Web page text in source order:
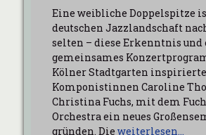
Eine weibliche Doppelspitze
deutschen Jazzlandschaft
selten – diese Erkenntnis und
gemeinsames
Kölner Stadtgarten
Komponistinnen Caroline
Christina Fuchs, mit dem
Orchestra ein neues
gründen. Die weiterlesen…